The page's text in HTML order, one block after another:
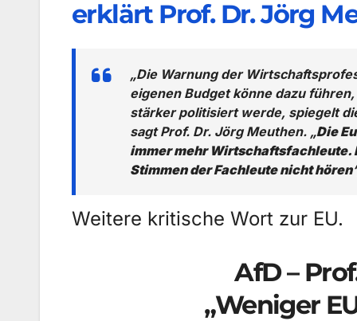
erklärt Prof. Dr. Jörg
„Die Warnung der
eigenen Budget könne dazu
stärker politisiert werde, spiegelt
sagt Prof. Dr. Jörg Meuthen. „Die
immer mehr Wirtschaftsfachleute.
Stimmen der Fachleute nicht hören
Weitere kritische Wort zur EU.
AfD –
„Weniger